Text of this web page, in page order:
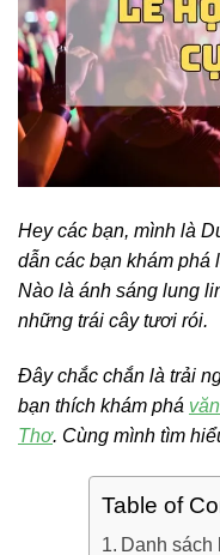
Hey các bạn, mình là
dẫn các bạn khám phá
Nào là ánh sáng lung
những trái cây tươi rói.
Đây chắc chắn là trải
bạn thích khám phá
Thơ. Cùng mình tìm
Table of
Danh sách